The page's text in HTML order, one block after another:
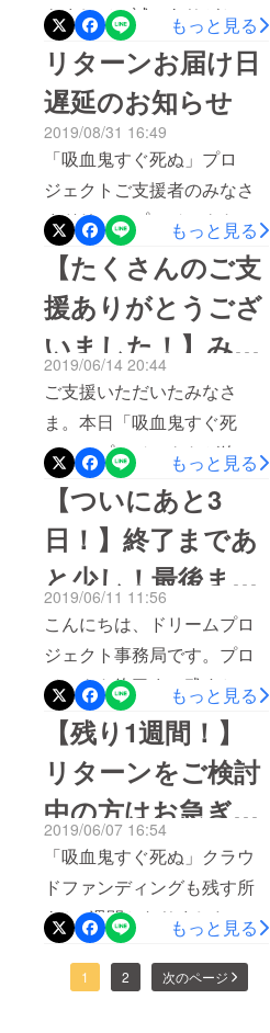
きまして、誠にありがとう
ございます。一部リターン
品についてのお詫びと現状
をご連絡いたします。リ
ターン品「ネームデータ詰
め合わせ（3話分）」に関し
まして、プロジェクトペー
ジ上には「3話分」と記載し
ておりましたが、実際にリ
ターン品としてお送りした
のは「5話分の一部ネーム」
でした。事務局側でプロ
ジェクトページ上の誤表記
を認識できていなかったこ
とに起因します。記載内容
と異なるリターンとなり、
また、これまでみなさまに
ご説明を差し上げられてい
ない状況につきましては、
当方の確認・対応不足でご
ざいます。みなさまには大
変ご迷惑をおかけしまし
た。この度は誠に申し訳ご
ざいませんでした。現在、
ご支援いただいたみなさま
に、改めて「3話分」のネー
ムデータをお送りできるよ
う準備を進めております。
少々、お時間をいただくこ
とになりますが、何卒、ご
容赦いただけますようお願
い申し上げます。すでにお
問い合わせをいただいてお
もっと見る
リターンお届け日
遅延のお知らせ
2019/08/31 16:49
「吸血鬼すぐ死ぬ」プロ
ジェクトご支援者のみなさ
まドリームプロジェクト事
務局です。リターンの配送
日についてご連絡です。当
初、8月中に予定しておりま
した支援者様への各種リ
ターンのお届けですが、リ
ターンの品の制作が当初の
想定より遅れており、8月中
のお届けが難しい状況で
す。楽しみにお待ち頂いて
いる方々には大変申し訳ご
ざいません。現在、9月中旬
を目処にリターン品の用意
を進めております。少しで
も良いものを皆様の手元に
お届けできるよう鋭意準備
を進めて参りますので今し
ばらくお待ちいただけます
と幸いです。なお、「吸血
鬼すぐ死ぬ」プロジェクト
に関しましては、多大なご
支援を頂いた皆様に追加リ
ターンを検討中です。続報
を楽しみにお待ちくださ
い。引き続き「吸血鬼すぐ
死ぬ」ならびに「週刊少年
もっと見る
【たくさんのご支
援ありがとうござ
いました！】みな
さんの熱量、確か
に受け取りまし
た！！
2019/06/14 20:44
ご支援いただいたみなさ
ま。本日「吸血鬼すぐ死
ぬ」のプロジェクトが終了
いたします。みなさまから
のあたたかいご支援をいた
だき、無事目標金額を達成
することができました。本
当にありがとうございまし
た。みなさまからご支援頂
きました金額は、イベント
での制作費用に充てさせて
いただきます。巨大ジョン
はイベント会場でお披露
目。イベントを楽しみにお
待ちいただければ幸いで
す。これからも「吸血鬼す
ぐ死ぬ」ならびに「週チャ
ン」をよろしくお願いいた
します！！ドリームプロ
ジェクト事務局
もっと見る
【ついにあと3
日！】終了まであ
と少し！最後まで
ご支援よろしくお
願いします！
2019/06/11 11:56
こんにちは、ドリームプロ
ジェクト事務局です。プロ
ジェクト終了まで残すとこ
ろあと3日となりました！つ
いに、ついに、あと3日で
す！ここまで支援を悩まれ
ていた方も、このラスト
チャンスをお見逃しなく！
ご支援頂いたみなさまと
「週刊少年チャンピオン 創
刊50周年大感謝祭」イベン
ト会場でお会いできるのを
楽しみにしています！
もっと見る
【残り1週間！】
リターンをご検討
中の方はお急ぎく
ださい！
2019/06/07 16:54
「吸血鬼すぐ死ぬ」クラウ
ドファンディングも残す所
あと1週間となりました。み
なさまの温かいご支援に支
えられ、ここまでくること
もっと見る
1 2 次のページ